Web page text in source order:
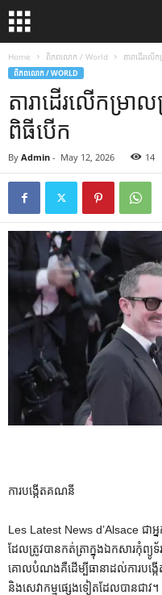
Home ពិភពលោក / World តារាដើរល
ពិភពលោក / WORLD
តារាដើរលើកម្រ
ពិធីបើក
By Admin - May 12, 2026 14
ការបង្កើតគណនី
Les Latest News d’Alsace ជាអ្
ដែលត្រូវបានកត់ត្រាក្នុងឯកសារកុំព្
គោលបំណងគឺដើម្បីធានាដល់ការបង្ក
និងសេវាកម្មផ្សេងទៀតដែលបានជា